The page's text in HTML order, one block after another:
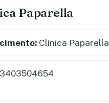
Paparella
Clínica Paparella